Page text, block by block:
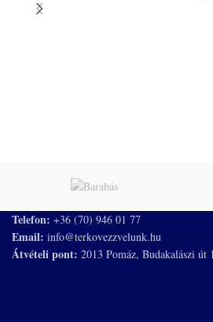
Telefon: +36 (70) 946 01 77
Email: info@terkovezzvelunk.hu
Átvételi pont: 2013 Pomáz, Budakalászi út